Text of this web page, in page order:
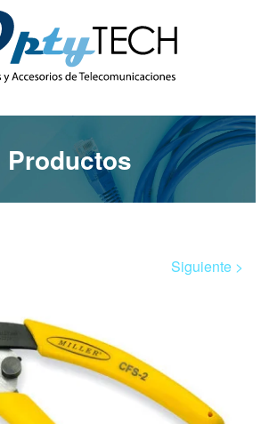
Productos
Siguiente >